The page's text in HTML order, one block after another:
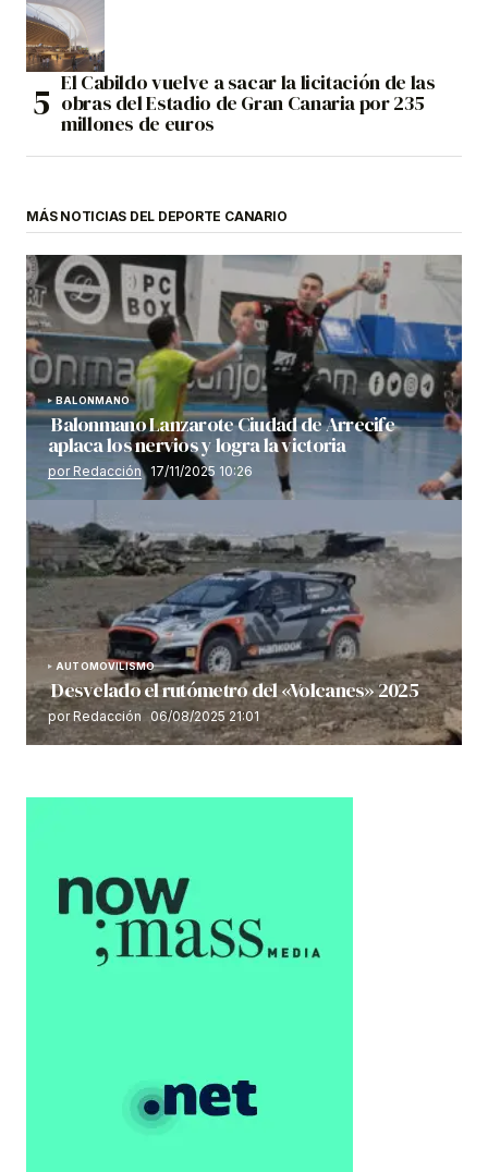
El Cabildo vuelve a sacar la licitación de las
obras del Estadio de Gran Canaria por 235
millones de euros
MÁS NOTICIAS DEL DEPORTE CANARIO
BALONMANO
Balonmano Lanzarote Ciudad de Arrecife
aplaca los nervios y logra la victoria
por Redacción 17/11/2025 10:26
AUTOMOVILISMO
Desvelado el rutómetro del «Volcanes» 2025
por Redacción 06/08/2025 21:01